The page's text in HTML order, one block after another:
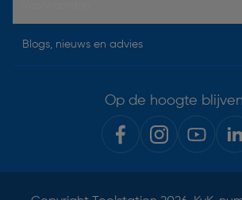
Blogs, nieuws en advies
Op de hoogte